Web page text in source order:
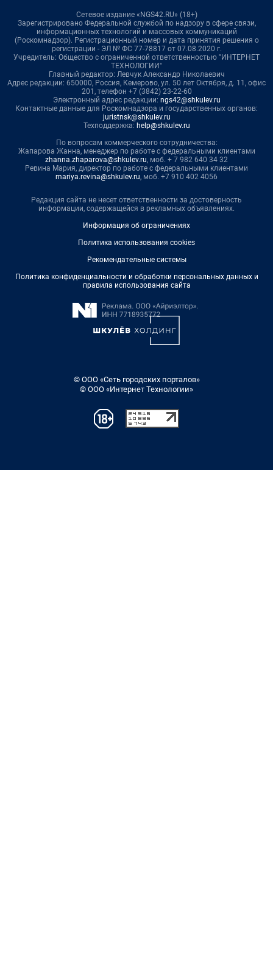
Сетевое издание «NGS42.RU» (18+)
Зарегистрировано Федеральной службой по надзору в сфере связи,
информационных технологий и массовых коммуникаций
(Роскомнадзор). Регистрационный номер и дата принятия решения о
регистрации - ЭЛ № ФС 77-78817 от 07.08.2020 г.
Учредитель: Общество с ограниченной ответственностью "ИНТЕРНЕТ
ТЕХНОЛОГИИ"
Главный редактор: Левчук Александр Николаевич
Адрес редакции: 650000, Россия, Кемерово, ул. 50 лет Октября, д. 11, офис
201, телефон +7 (3842) 23-22-60
Электронный адрес редакции: ngs42@shkulev.ru
Контактные данные для Роскомнадзора и государственных органов:
juristnsk@shkulev.ru
Техподдержка: help@shkulev.ru
По вопросам коммерческого сотрудничества:
Жапарова Жанна, менеджер по работе с федеральными клиентами
zhanna.zhaparova@shkulev.ru, моб. + 7 982 640 34 32
Ревина Мария, директор по работе с федеральными клиентами
mariya.revina@shkulev.ru, моб. +7 910 402 4056
Редакция сайта не несет ответственности за достоверность
информации, содержащейся в рекламных объявлениях.
Информация об ограничениях
Политика использования cookies
Рекомендательные системы
Политика конфиденциальности и обработки персональных данных и
правила использования сайта
© ООО «Сеть городских порталов»
© ООО «Интернет Технологии»